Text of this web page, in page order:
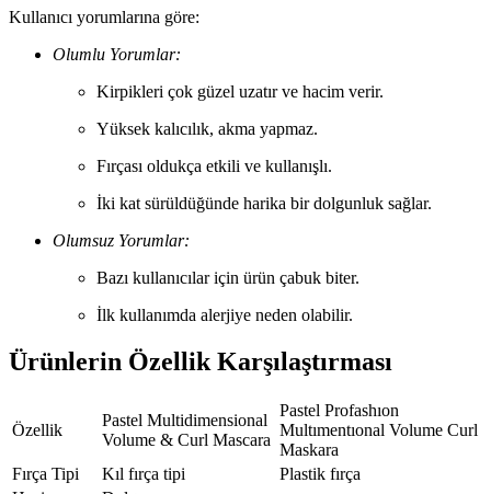
Kullanıcı yorumlarına göre:
Olumlu Yorumlar:
Kirpikleri çok güzel uzatır ve hacim verir.
Yüksek kalıcılık, akma yapmaz.
Fırçası oldukça etkili ve kullanışlı.
İki kat sürüldüğünde harika bir dolgunluk sağlar.
Olumsuz Yorumlar:
Bazı kullanıcılar için ürün çabuk biter.
İlk kullanımda alerjiye neden olabilir.
Ürünlerin Özellik Karşılaştırması
Özellik
Pastel Multidimensional
Volume & Curl Mascara
Pastel Profashıon
Multımentıonal Volume Curl
Maskara
Fırça Tipi
Kıl fırça tipi
Plastik fırça